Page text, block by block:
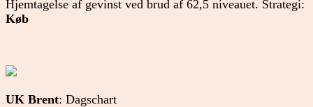
Hjemtagelse af gevinst ved brud af 62,5 niveauet. Strategi:
Køb
UK Brent: Dagschart